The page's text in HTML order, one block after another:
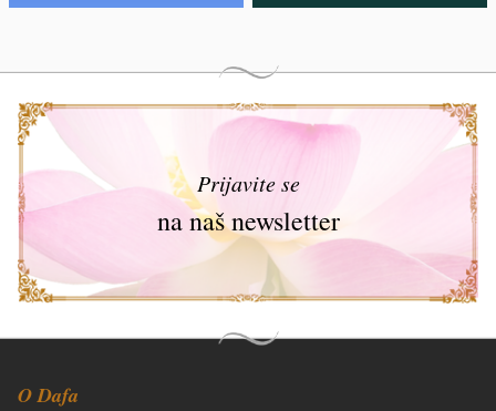
Prijavite se
na naš newsletter
O Dafa